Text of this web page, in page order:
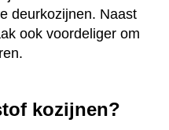
deurkozijnen. Naast
ook voordeliger om
kozijnen?